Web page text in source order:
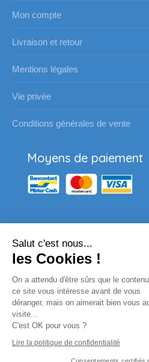
Mon compte
Livraison et retour
Mentions légales
Vie privée
Conditions générales de vente
Moyens de paiement
Nos partenaires
Vous
commande pour
Envoyez un email à
complètez le
Remplissez le
Salut c'est nous...
les Cookies !
On a attendu d'être sûrs que le
ce site vous intéresse avant de vous
déranger, mais on aimerait bien vous
visite...
C'est OK pour vous ?
Lire la politique de confidentialité
Consentements certifiés